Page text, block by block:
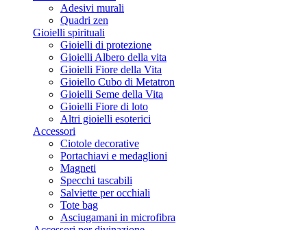
Adesivi murali
Quadri zen
Gioielli spirituali
Gioielli di protezione
Gioielli Albero della vita
Gioielli Fiore della Vita
Gioiello Cubo di Metatron
Gioielli Seme della Vita
Gioielli Fiore di loto
Altri gioielli esoterici
Accessori
Ciotole decorative
Portachiavi e medaglioni
Magneti
Specchi tascabili
Salviette per occhiali
Tote bag
Asciugamani in microfibra